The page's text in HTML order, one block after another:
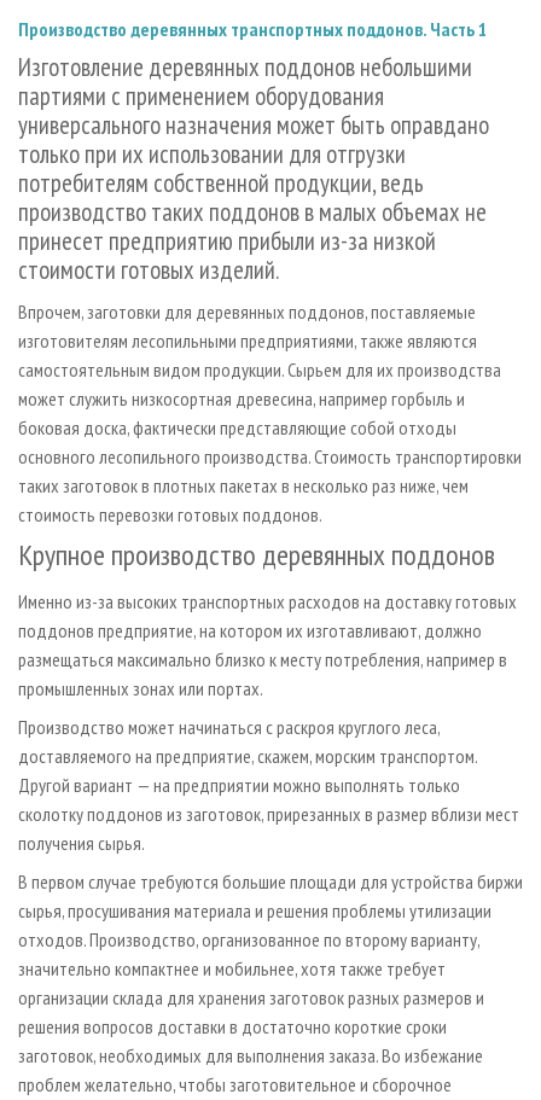
ДЕРЕВЯННОЕ ДОМОСТРОЕНИЕ
ПРОИЗВОДСТВО МЕБЕЛИ
БИОЭНЕРГЕТИКА
ЦБП
ИНСТРУМЕНТ И МАТЕРИАЛЫ
МОБИЛЬНЫЕ ВЫСТАВКИ
ОФИЦИАЛЬНЫЕ ДЕЛЕГАЦИИ
ПРИОРИТЕТНЫЕ ИНВЕСТПРОЕКТЫ
RUSSIAN FORESTRY REVIEW
ГАЗЕТА ЛЕСПРОМФОРУМ
БИБЛИОТЕКА СПЕЦИАЛИСТА
КОНТАКТЫ
РЕКЛАМА
РЕКЛАМА НА САЙТЕ
Производство деревянных транспортных поддонов. Часть 1
Изготовление деревянных поддонов небольшими
партиями с применением оборудования
универсального назначения может быть оправдано
только при их использовании для отгрузки
потребителям собственной продукции, ведь
производство таких поддонов в малых объемах не
принесет предприятию прибыли из-за низкой
стоимости готовых изделий.
Впрочем, заготовки для деревянных поддонов, поставляемые
изготовителям лесопильными предприятиями, также являются
самостоятельным видом продукции. Сырьем для их производства
может служить низкосортная древесина, например горбыль и
боковая доска, фактически представляющие собой отходы
основного лесопильного производства. Стоимость транспортировки
таких заготовок в плотных пакетах в несколько раз ниже, чем
стоимость перевозки готовых поддонов.
Крупное производство деревянных поддонов
Именно из-за высоких транспортных расходов на доставку готовых
поддонов предприятие, на котором их изготавливают, должно
размещаться максимально близко к месту потребления, например в
промышленных зонах или портах.
Производство может начинаться с раскроя круглого леса,
доставляемого на предприятие, скажем, морским транспортом.
Другой вариант — на предприятии можно выполнять только
сколотку поддонов из заготовок, прирезанных в размер вблизи мест
получения сырья.
В первом случае требуются большие площади для устройства биржи
сырья, просушивания материала и решения проблемы утилизации
отходов. Производство, организованное по второму варианту,
значительно компактнее и мобильнее, хотя также требует
организации склада для хранения заготовок разных размеров и
решения вопросов доставки в достаточно короткие сроки
заготовок, необходимых для выполнения заказа. Во избежание
проблем желательно, чтобы заготовительное и сборочное